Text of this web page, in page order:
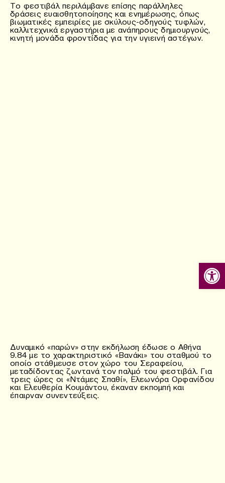
Το φεστιβάλ περιλάμβανε επίσης παράλληλες
δράσεις ευαισθητοποίησης και ενημέρωσης, όπως
βιωματικές εμπειρίες με σκύλους-οδηγούς τυφλών,
καλλιτεχνικά εργαστήρια με ανάπηρους δημιουργούς,
κινητή μονάδα φροντίδας για την υγιεινή αστέγων.
Δυναμικό «παρών» στην εκδήλωση έδωσε ο Αθήνα
9.84 με το χαρακτηριστικό «Βανάκι» του σταθμού το
οποίο στάθμευσε στον χώρο του Σεραφείου,
μεταδίδοντας ζωντανά τον παλμό του φεστιβάλ. Για
τρεις ώρες οι «Ντάμες Σπαθί», Ελεωνόρα Ορφανίδου
και Ελευθερία Κουμάντου, έκαναν εκπομπή και
έπαιρναν συνεντεύξεις.